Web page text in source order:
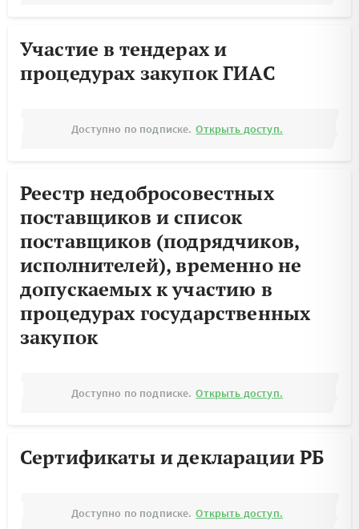
Участие в тендерах и
процедурах закупок ГИАС
Доступно по подписке. Открыть доступ.
Реестр недобросовестных
поставщиков и список
поставщиков (подрядчиков,
исполнителей), временно не
допускаемых к участию в
процедурах государственных
закупок
Доступно по подписке. Открыть доступ.
Сертификаты и декларации РБ
Доступно по подписке. Открыть доступ.